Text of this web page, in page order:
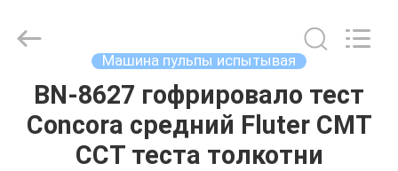
ДОМ
ПРОДУКТЫ
Technology
Машина пульпы испытывая
BN-8627 гофрировало тест
Concora средний Fluter CMT
CCT теста толкотни